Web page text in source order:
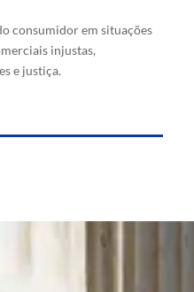
consumidor em situações
injustas,
e justiça.
e práticas comerciais
a reparações e justiça.